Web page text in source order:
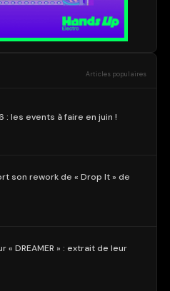
Articles populaires
les events à faire en juin !
son rework de « Drop It » de
« DREAMER » : extrait de leur